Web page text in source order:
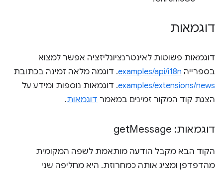
דוגמאות
דוגמאות פשוטות לאינטרנציונליזציה אפשר למצוא
בספרייה examples/api/i18n. דוגמה מלאה זמינה בכתובת
examples/extensions/news. דוגמאות נוספות ומידע על
הצגת קוד המקור זמינים במאמר דוגמאות.
דוגמאות: get Message
הקוד הבא מקבל הודעה מותאמת לשפה המקומית
מהדפדפן ומציג אותה כמחרוזת. היא מחליפה שני